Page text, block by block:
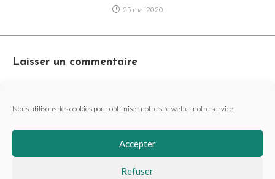
Nous utilisons des cookies pour optimiser notre site web et notre service.
Accepter
Refuser
25 mai 2020
Laisser un commentaire
MENTIONS LÉGALES